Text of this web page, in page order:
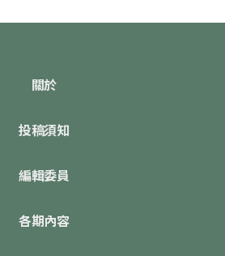
關於
投稿須知
編輯委員
各期內容